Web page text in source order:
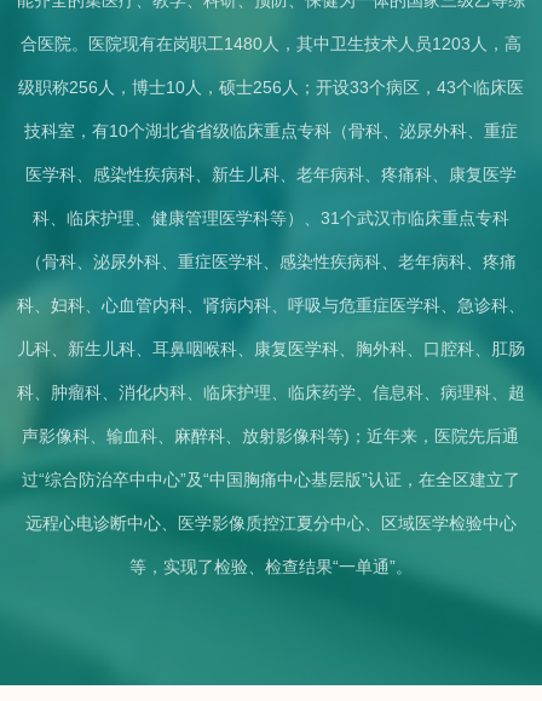
合医院。医院现有在岗职工1480人，其中卫生技术人员1203人，高
级职称256人，博士10人，硕士256人；开设33个病区，43个临床医
技科室，有10个湖北省省级临床重点专科（骨科、泌尿外科、重症
医学科、感染性疾病科、新生儿科、老年病科、疼痛科、康复医学
科、临床护理、健康管理医学科等）、31个武汉市临床重点专科
（骨科、泌尿外科、重症医学科、感染性疾病科、老年病科、疼痛
科、妇科、心血管内科、肾病内科、呼吸与危重症医学科、急诊科、
儿科、新生儿科、耳鼻咽喉科、康复医学科、胸外科、口腔科、肛肠
科、肿瘤科、消化内科、临床护理、临床药学、信息科、病理科、超
声影像科、输血科、麻醉科、放射影像科等)；近年来，医院先后通
过“综合防治卒中中心”及“中国胸痛中心基层版”认证，在全区建立了
远程心电诊断中心、医学影像质控江夏分中心、区域医学检验中心
等，实现了检验、检查结果“一单通”。